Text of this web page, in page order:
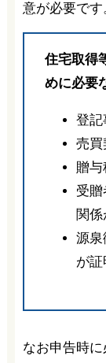
意が必要です
住宅取得
めに必要
登記
売買
贈
受
関
源泉
が
なお申告時